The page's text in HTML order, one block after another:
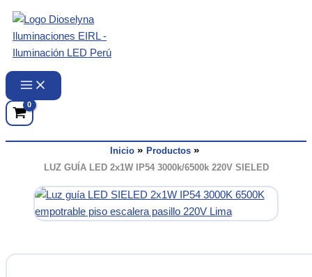
contenido
Inicio
Productos
LUZ GUÍA LED 2x1W IP54 3000k/6500k 220V SIELED